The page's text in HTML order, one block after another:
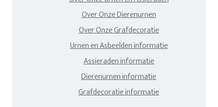
Over Onze Dierenurnen
Over Onze Grafdecoratie
Urnen en Asbeelden informatie
Assieraden informatie
Dierenurnen informatie
Grafdecoratie informatie